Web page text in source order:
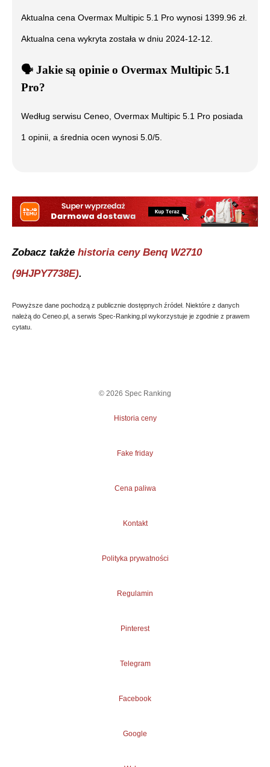
Aktualna cena Overmax Multipic 5.1 Pro wynosi 1399.96 zł.
Aktualna cena wykryta została w dniu 2024-12-12
🗣️ ️ Jakie są opinie o Overmax Multipic 5.1
Pro?
Według serwisu Ceneo, Overmax Multipic 5.1 Pro posiada
1 opinii, a średnia ocen wynosi 5.0/5.
Zobacz także historia ceny Benq W2710
(9HJPY7738E).
Powyższe dane pochodzą z publicznie dostępnych źródeł. Niektóre z danych
należą do Ceneo.pl, a serwis Spec-Ranking.pl wykorzystuje je zgodnie z prawem
cytatu.
© 2026 Spec Ranking
Historia ceny
Fake friday
Cena paliwa
Kontakt
Polityka prywatności
Regulamin
Pinterest
Telegram
Facebook
Google